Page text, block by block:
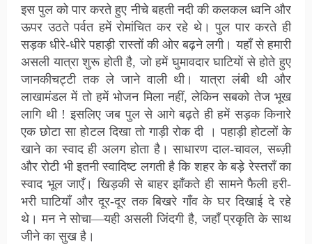
इस पुल को पार करते हुए नीचे बहती नदी की कलकल ध्वनि और
ऊपर उठते पर्वत हमें रोमांचित कर रहे थे। पुल पार करते ही
सड़क धीरे-धीरे पहाड़ी रास्तों की ओर बढ़ने लगी। यहाँ से हमारी
असली यात्रा शुरू होती है, जो हमें घुमावदार घाटियों से होते हुए
जानकीचट्टी तक ले जाने वाली थी। यात्रा लंबी थी और
लाखामंडल में तो हमें भोजन मिला नहीं, लेकिन सबको तेज भूख
लागि थी ! इसलिए जब पुल से आगे बढ़ते ही हमें सड़क किनारे
एक छोटा सा होटल दिखा तो गाड़ी रोक दी । पहाड़ी होटलों के
खाने का स्वाद ही अलग होता है। साधारण दाल-चावल, सब्ज़ी
और रोटी भी इतनी स्वादिष्ट लगती है कि शहर के बड़े रेस्तराँ का
स्वाद भूल जाएँ। खिड़की से बाहर झाँकते ही सामने फैली हरी-
भरी घाटियाँ और दूर-दूर तक बिखरे गाँव के घर दिखाई दे रहे
थे। मन ने सोचा—यही असली जिंदगी है, जहाँ प्रकृति के साथ
जीने का सुख है।